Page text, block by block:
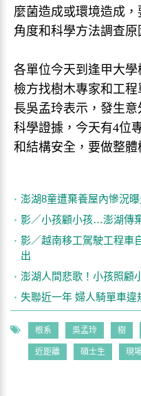
麼菌造成或環境造成
角度和科學方法調查原
各單位今天到逢甲大學
檢方找樹木專家和工
長吳孟玲表示，發生
科學證據，今天有4位
和結構安全，要做整體
澎湖8童遭棄養屋內慘況
影／小孩顧小孩…澎湖傳
影／越南移工駕駛工程車
出
澎湖人間悲歌！小孩照顧
失聯近一年 婦人騎單車
根系 吳孟玲 樹
近距離 碩士生 現